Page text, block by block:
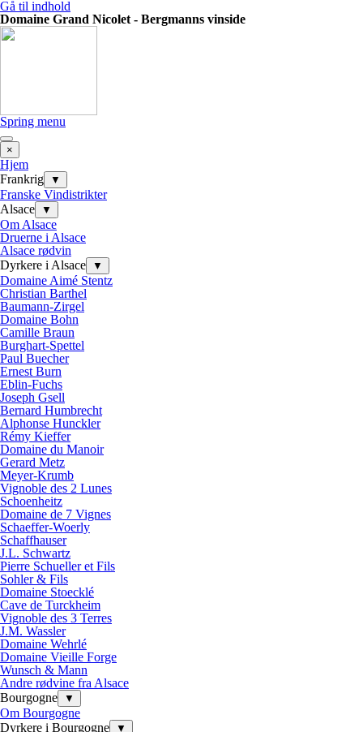
Gå til indhold
Domaine Grand Nicolet - Bergmanns vinside
Spring menu
×
Hjem
Frankrig
▼
Franske Vindistrikter
Alsace
▼
Om Alsace
Druerne i Alsace
Alsace rødvin
Dyrkere i Alsace
▼
Domaine Aimé Stentz
Christian Barthel
Baumann-Zirgel
Domaine Bohn
Camille Braun
Burghart-Spettel
Paul Buecher
Ernest Burn
Eblin-Fuchs
Joseph Gsell
Bernard Humbrecht
Alphonse Hunckler
Rémy Kieffer
Domaine du Manoir
Gerard Metz
Meyer-Krumb
Vignoble des 2 Lunes
Schoenheitz
Domaine de 7 Vignes
Schaeffer-Woerly
Schaffhauser
J.L. Schwartz
Pierre Schueller et Fils
Sohler & Fils
Domaine Stoecklé
Cave de Turckheim
Vignoble des 3 Terres
J.M. Wassler
Domaine Wehrlé
Domaine Vieille Forge
Wunsch & Mann
Andre rødvine fra Alsace
Bourgogne
▼
Om Bourgogne
Dyrkere i Bourgogne
▼